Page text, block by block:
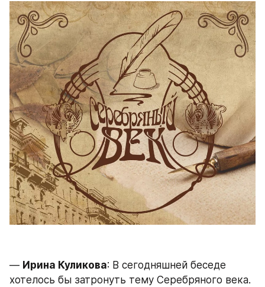
— Ирина Куликова: В сегодняшней беседе
хотелось бы затронуть тему Серебряного века.